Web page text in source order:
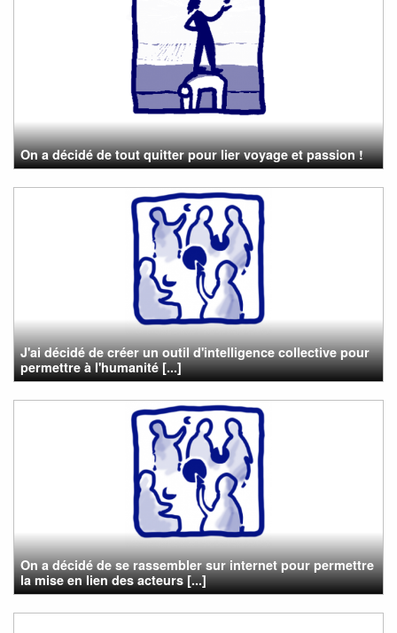
On a décidé de tout quitter pour lier voyage et passion !
J'ai décidé de créer un outil d'intelligence collective pour
permettre à l'humanité [...]
On a décidé de se rassembler sur internet pour permettre
la mise en lien des acteurs [...]